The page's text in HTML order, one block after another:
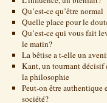
Qu’est-ce qu’être normal
Quelle place pour le
Qu’est-ce qui vous fait
le matin?
La bêtise a t-elle un
Kant, un tournant décisif
la philosophie
Peut-on être authentique
société?